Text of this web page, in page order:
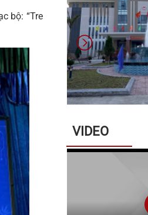
bộ: “Tre
kỳ 2026 –
Kết luận của
Trung - Chủ
họp giao
ngày 26/01/
Quyết định
hoạch lựa
Xây dựng
Danh sách
biểu Hội
VIDEO